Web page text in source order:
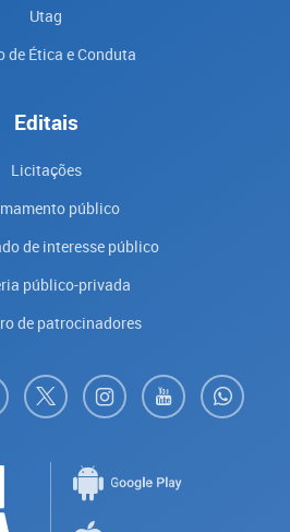
Utag
de Ética e Conduta
Editais
Licitações
público
de interesse público
público-privada
de patrocinadores